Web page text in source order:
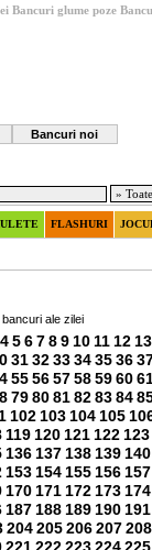
Bancuri glume poze
Bancuri noi
FLASHURI
ale zilei
4 5 6 7 8 9 10 11 12 13
31 32 33 34 35 36
55 56 57 58 59 60
79 80 81 82 83 84
102 103 104 105
119 120 121 122 123
136 137 138 139 140
153 154 155 156 157
170 171 172 173 174
187 188 189 190 191
204 205 206 207 208